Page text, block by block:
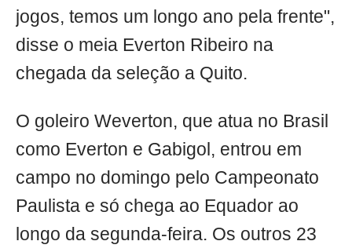
jogos, temos um longo ano pela frente",
disse o meia Everton Ribeiro na
chegada da seleção a Quito.
O goleiro Weverton, que atua no Brasil
como Everton e Gabigol, entrou em
campo no domingo pelo Campeonato
Paulista e só chega ao Equador ao
longo da segunda-feira. Os outros 23